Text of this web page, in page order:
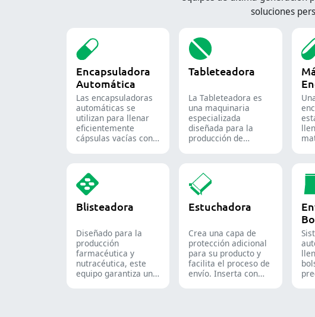
soluciones
Encapsuladora
Automática
Las encapsuladoras
automáticas se
utilizan para llenar
eficientemente
cápsulas vacías con
la producción
farmacéutica y de
suplementos.
Tableteadora
La Tableteadora es
una maquinaria
especializada
diseñada para la
producción de
Blisteadora
Diseñado para la
producción
farmacéutica y
nutracéutica, este
equipo garantiza un
Estuchadora
Crea una capa de
protección adicional
para su producto y
facilita el proceso de
envío. Inserta con